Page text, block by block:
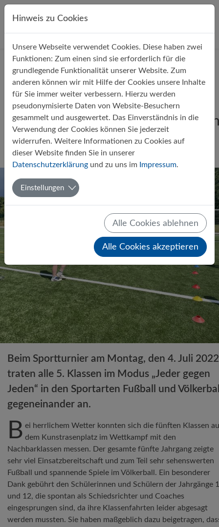
Direkt zur Hauptnavigation springen
Direkt zum Inhalt springen
StartseiteÜber uns Aktuelles
5f gewinnt Sportturnier der
Klassen
Von Alexander Gawe 09.07.2022 Fahrten und Projekte
Beim Sportturnier am Montag, den 4. Juli 2022
traten alle 5. Klassen im Modus „Jeder gegen
Jeden“ in den Sportarten Fußball und
gegeneinander an.
B ei herrlichem Wetter konnten sich die fünften Klassen
dem Kunstrasenplatz im Wettkampf mit den
Nachbarklassen messen. Der gesamte fünfte Jahrgang zeigte
sehr viel Einsatzbereitschaft und zum Teil sehr sehenswerten
Fußball und spannende Spiele im Völkerball. Ein besonderer
Dank gebührt den Schülerinnen und Schülern der Jahrgänge
und 12, die spontan als Schiedsrichter und Coaches
eingesprungen sind, da ihre Klassenfahrten leider abgesagt
werden mussten. Sie haben maßgeblich dazu beigetragen,
Hinweis zu Cookies
Unsere Webseite verwendet Cookies. Diese haben zwei
Funktionen: Zum einen sind sie erforderlich für die
grundlegende Funktionalität unserer Website. Zum
anderen können wir mit Hilfe der Cookies unsere Inhalte
für Sie immer weiter verbessern. Hierzu werden
pseudonymisierte Daten von Website-Besuchern
gesammelt und ausgewertet. Das Einverständnis in die
Verwendung der Cookies können Sie jederzeit
widerrufen. Weitere Informationen zu Cookies auf
dieser Website finden Sie in unserer
Datenschutzerklärung und zu uns im Impressum.
Einstellungen
Alle Cookies ablehnen
Alle Cookies akzeptieren